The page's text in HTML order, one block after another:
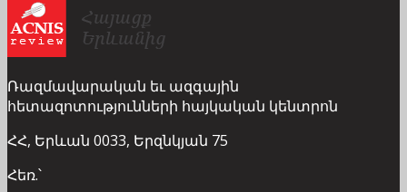
Ռազմավարական եւ ազգային
հետազոտությունների հայկական կենտրոն
ՀՀ, Երևան 0033, Երզնկյան 75
Հեռ.՝